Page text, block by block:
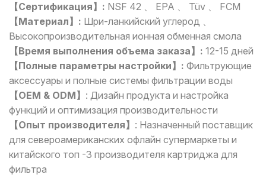
【Сертификация】: NSF 42 、 EPA 、 Tüv 、 FCM
【Материал】: Шри-ланкийский углерод 、
Высокопроизводительная ионная обменная смола
【Время выполнения объема заказа】: 12-15 дней
【Полные параметры настройки】: Фильтрующие
аксессуары и полные системы фильтрации воды
【OEM & ODM】 : Дизайн продукта и настройка
функций и оптимизация производительности
【Опыт производителя】 : Назначенный поставщик
для североамериканских офлайн супермаркеты и
китайского топ -3 производителя картриджа для
фильтра